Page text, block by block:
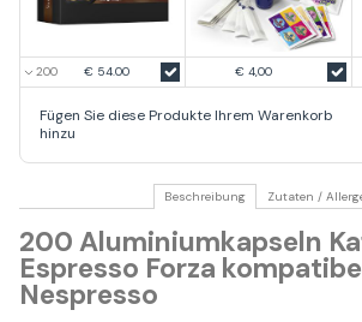
€ 54.00 € 4,00
Fügen Sie diese Produkte Ihrem Warenkorb
hinzu
Beschreibung Zutaten /
200 Aluminiumkapseln
Espresso Forza
Nespresso